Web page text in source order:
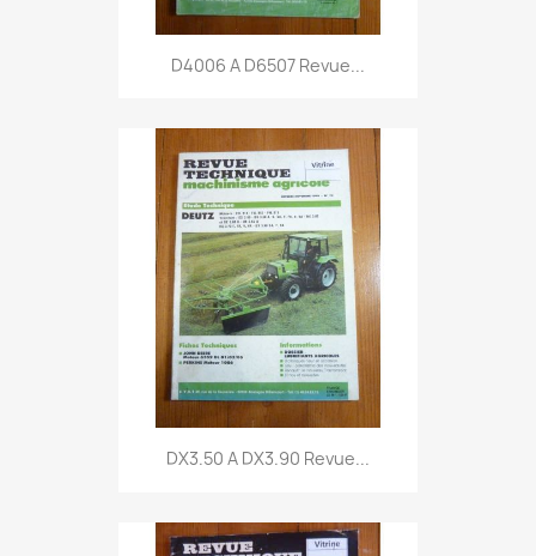
D4006 A D6507 Revue...
DX3.50 A DX3.90 Revue...